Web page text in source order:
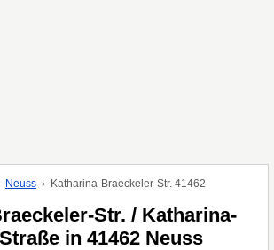
Neuss Katharina-Braeckeler-Str. 41462
Str. / Katharina-
in 41462 Neuss